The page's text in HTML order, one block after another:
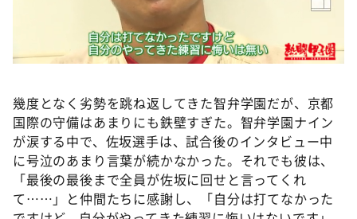
幾度となく劣勢を跳ね返してきた智弁学園だが、京都
国際の守備はあまりにも鉄壁すぎた。智弁学園ナイン
が涙する中で、佐坂選手は、試合後のインタビュー中
に号泣のあまり言葉が続かなかった。それでも彼は、
「最後の最後まで全員が佐坂に回せと言ってくれ
て……」と仲間たちに感謝し、「自分は打てなかった